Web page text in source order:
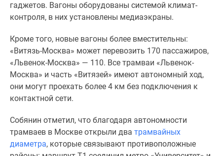
новостроек
Экология
Москвы
Подмосковья
Студии
комнатные
комнатные
комнатные
гаджетов. Вагоны оборудованы системой климат-
контроля, в них установлены медиаэкраны.
Кроме того, новые вагоны более вместительны:
«Витязь-Москва» может перевозить 170 пассажиров,
«Львенок-Москва» — 110. Все трамваи «Львенок-
Москва» и часть «Витязей» имеют автономный ход,
они могут проехать более 4 км без подключения к
контактной сети.
Собянин отметил, что благодаря автономности
трамваев в Москве открыли два трамвайных
диаметра, которые связывают противоположные